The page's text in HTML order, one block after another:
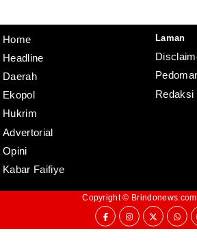
Home
Headline
Daerah
Ekopol
Hukrim
Advertorial
Opini
Kabar Faifiye
Laman
Redaksi
Copyright © Brindonews.com